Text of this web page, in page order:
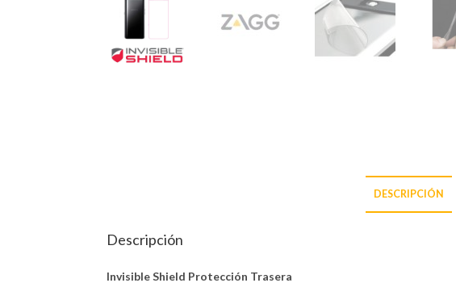
DESCRIPCIÓN
Descripción
Invisible Shield Protección Trasera